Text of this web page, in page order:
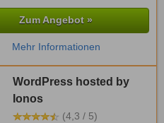
Zum Angebot »
Mehr Informationen
WordPress hosted by
Ionos
(4,3 / 5)